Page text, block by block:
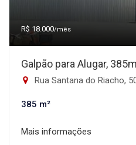
R$ 18.000/mês
Galpão para Alugar,
Rua Santana do Riacho, 500 -
385 m²
Mais informações